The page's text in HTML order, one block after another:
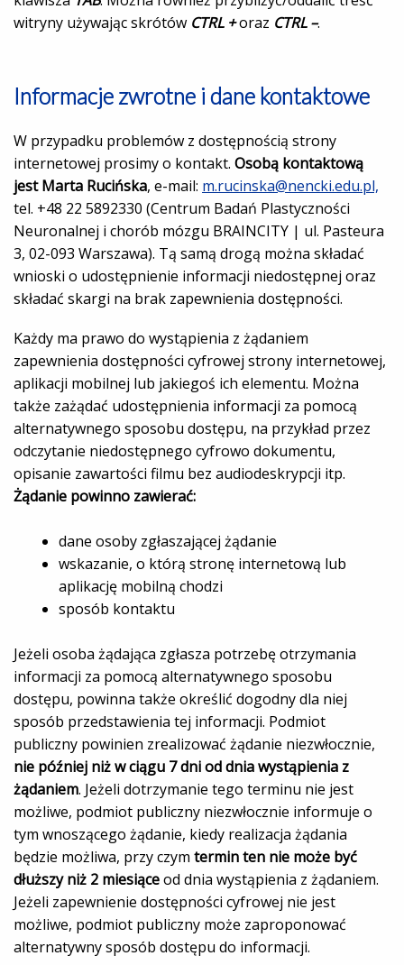
witryny używając skrótów CTRL +oraz CTRL –.
Informacje zwrotne i dane kontaktowe
W przypadku problemów z dostępnością strony
internetowej prosimy o kontakt. Osobą kontaktową
jest Marta Rucińska, e-mail: m.rucinska@nencki.edu.pl,
tel. +48 22 5892330 (Centrum Badań Plastyczności
Neuronalnej i chorób mózgu BRAINCITY | ul. Pasteura
3, 02-093 Warszawa). Tą samą drogą można składać
wnioski o udostępnienie informacji niedostępnej oraz
składać skargi na brak zapewnienia dostępności.
Każdy ma prawo do wystąpienia z żądaniem
zapewnienia dostępności cyfrowej strony internetowej,
aplikacji mobilnej lub jakiegoś ich elementu. Można
także zażądać udostępnienia informacji za pomocą
alternatywnego sposobu dostępu, na przykład przez
odczytanie niedostępnego cyfrowo dokumentu,
opisanie zawartości filmu bez audiodeskrypcji itp.
Żądanie powinno zawierać:
dane osoby zgłaszającej żądanie
wskazanie, o którą stronę internetową lub
aplikację mobilną chodzi
sposób kontaktu
Jeżeli osoba żądająca zgłasza potrzebę otrzymania
informacji za pomocą alternatywnego sposobu
dostępu, powinna także określić dogodny dla niej
sposób przedstawienia tej informacji. Podmiot
publiczny powinien zrealizować żądanie niezwłocznie,
nie później niż w ciągu 7 dni od dnia wystąpienia z
żądaniem. Jeżeli dotrzymanie tego terminu nie jest
możliwe, podmiot publiczny niezwłocznie informuje o
tym wnoszącego żądanie, kiedy realizacja żądania
będzie możliwa, przy czym termin ten nie może być
dłuższy niż 2 miesiąceod dnia wystąpienia z żądaniem.
Jeżeli zapewnienie dostępności cyfrowej nie jest
możliwe, podmiot publiczny może zaproponować
alternatywny sposób dostępu do informacji.